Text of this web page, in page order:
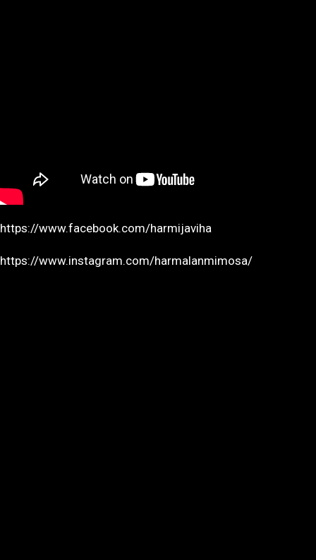
https://www.facebook.com/harmijaviha
https://www.instagram.com/harmalanmimosa/